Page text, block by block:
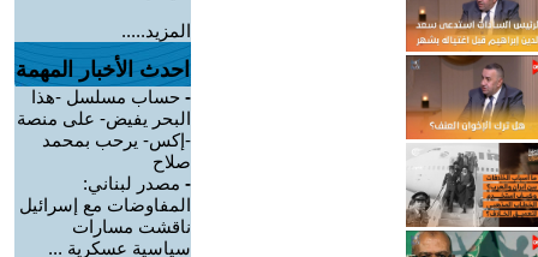
المزيد.....
احدث الأخبار المهمة
- حساب مسلسل -هذا
البحر يفيض- على منصة
-إكس- يرحب بمحمد
صلاح
- مصدر لبناني:
المفاوضات مع إسرائيل
ناقشت مسارات
سياسية عسكرية ...